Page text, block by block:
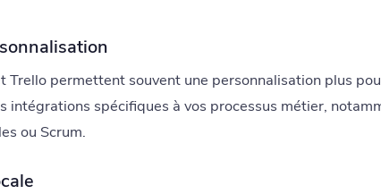
Trello permettent souvent une personnalisation plus
intégrations spécifiques à vos processus métier,
ou Scrum.